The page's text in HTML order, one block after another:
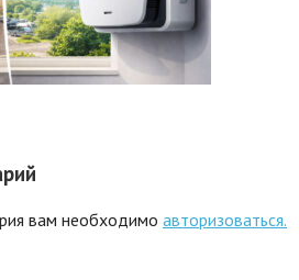
вам необходимо авторизоваться.